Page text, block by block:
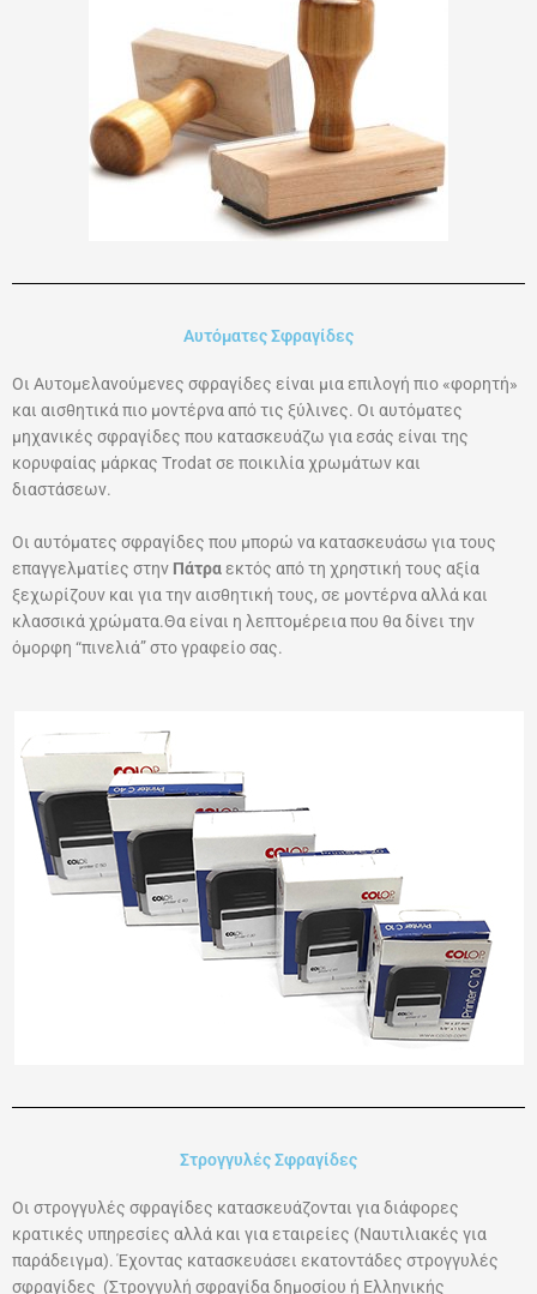
Αυτόματες Σφραγίδες
Οι Αυτομελανούμενες σφραγίδες είναι μια επιλογή πιο «φορητή»
και αισθητικά πιο μοντέρνα από τις ξύλινες. Οι αυτόματες
μηχανικές σφραγίδες που κατασκευάζω για εσάς είναι της
κορυφαίας μάρκας Τrodat σε ποικιλία χρωμάτων και
διαστάσεων.
Οι αυτόματες σφραγίδες που μπορώ να κατασκευάσω για τους
επαγγελματίες στην Πάτραεκτός από τη χρηστική τους αξία
ξεχωρίζουν και για την αισθητική τους, σε μοντέρνα αλλά και
κλασσικά χρώματα.Θα είναι η λεπτομέρεια που θα δίνει την
όμορφη “πινελιά” στο γραφείο σας.
Στρογγυλές Σφραγίδες
Οι στρογγυλές σφραγίδες κατασκευάζονται για διάφορες
κρατικές υπηρεσίες αλλά και για εταιρείες (Ναυτιλιακές για
παράδειγμα). Έχοντας κατασκευάσει εκατοντάδες στρογγυλές
σφραγίδες (Στρογγυλή σφραγίδα δημοσίου ή Ελληνικής